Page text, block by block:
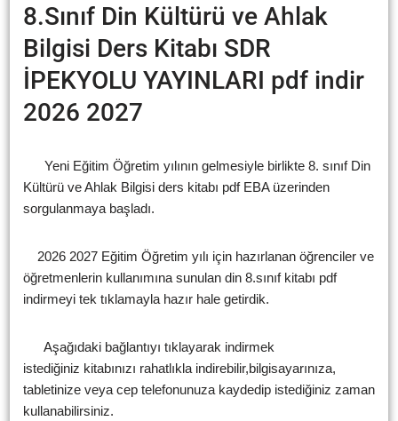
8.Sınıf Din Kültürü ve Ahlak
Bilgisi Ders Kitabı SDR
İPEKYOLU YAYINLARI pdf indir
2026 2027
Yeni Eğitim Öğretim yılının gelmesiyle birlikte 8. sınıf Din
Kültürü ve Ahlak Bilgisi ders kitabı pdf EBA üzerinden
sorgulanmaya başladı.
2026 2027 Eğitim Öğretim yılı için hazırlanan öğrenciler ve
öğretmenlerin kullanımına sunulan din 8.sınıf kitabı pdf
indirmeyi tek tıklamayla hazır hale getirdik.
Aşağıdaki bağlantıyı tıklayarak indirmek
istediğiniz kitabınızı rahatlıkla indirebilir,bilgisayarınıza,
tabletinize veya cep telefonunuza kaydedip istediğiniz zaman
kullanabilirsiniz.